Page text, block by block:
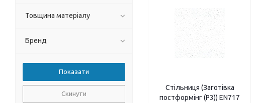
Cтільниця (Заготівка
постформінг (P3)) EN717
Товщина матеріалу
Бренд
Скинути